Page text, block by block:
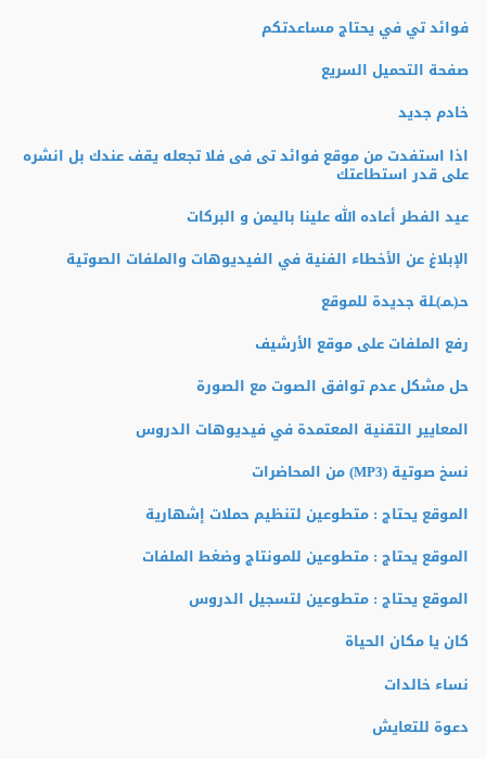
فوائد تي في يحتاج مساعدتكم
صفحة التحميل السريع
خادم جديد
اذا استفدت من موقع فوائد تى فى فلا تجعله يقف عندك بل انشره
على قدر استطاعتك
عيد الفطر أعاده الله علينا باليمن و البركات
الإبلاغ عن الأخطاء الفنية في الفيديوهات والملفات الصوتية
حـ(ـمـ)ـلة جديدة للموقع
رفع الملفات على موقع الأرشيف
حل مشكل عدم توافق الصوت مع الصورة
المعايير التقنية المعتمدة في فيديوهات الدروس
نسخ صوتية (MP3) من المحاضرات
الموقع يحتاج : متطوعين لتنظيم حملات إشهارية
الموقع يحتاج : متطوعين للمونتاج وضغط الملفات
الموقع يحتاج : متطوعين لتسجيل الدروس
كان يا مكان الحياة
نساء خالدات
دعوة للتعايش